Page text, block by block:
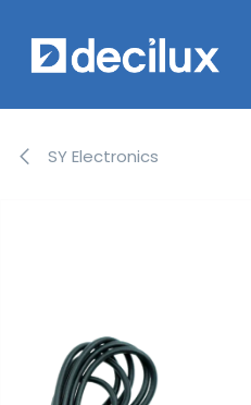
SY Electronics